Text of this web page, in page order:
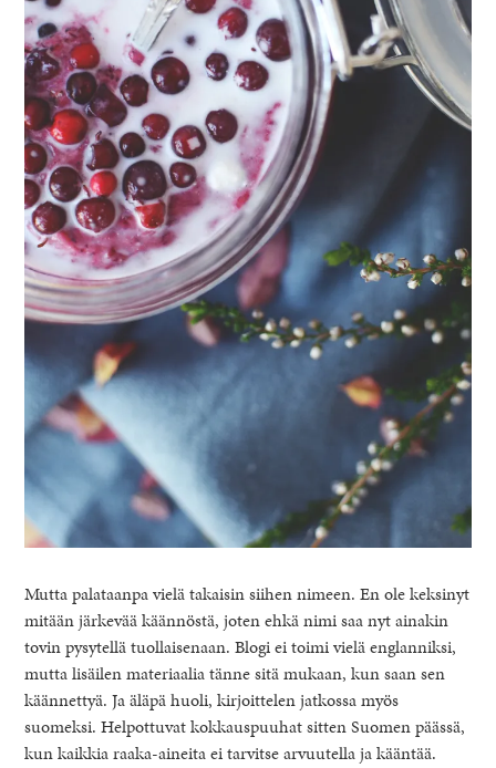
Mutta palataanpa vielä takaisin siihen nimeen. En ole keksinyt
mitään järkevää käännöstä, joten ehkä nimi saa nyt ainakin
tovin pysytellä tuollaisenaan. Blogi ei toimi vielä englanniksi,
mutta lisäilen materiaalia tänne sitä mukaan, kun saan sen
käännettyä. Ja äläpä huoli, kirjoittelen jatkossa myös
suomeksi. Helpottuvat kokkauspuuhat sitten Suomen päässä,
kun kaikkia raaka-aineita ei tarvitse arvuutella ja kääntää.